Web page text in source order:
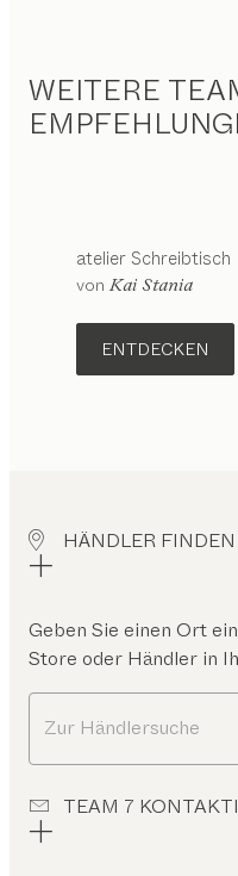
WEITERE
atelierSchreibtisch
von Kai Stania
ENTDECKEN
HÄNDLER FINDEN
Geben Sie einen Ort
Store oder Händler in
Zur Händlersuche
TEAM 7